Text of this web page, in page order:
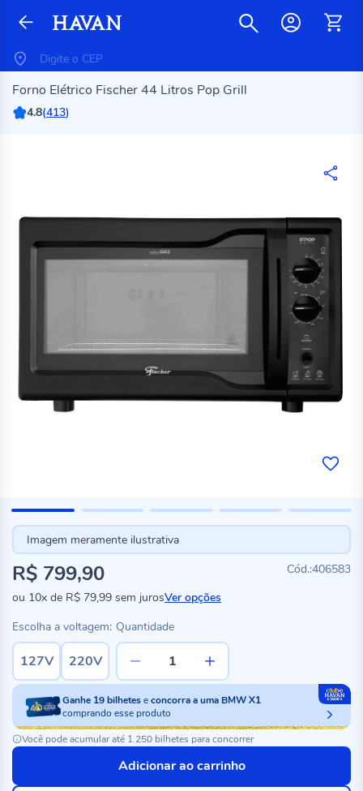
Forno Elétrico Fischer 44 Litros Pop Grill
4.8(413)
Imagem meramente ilustrativa
406583
R$ 799,90
ou 10x de R$ 79,99 sem jurosVer opções
Escolha a voltagem:
127V 220V
Quantidade
Ganhe 19bilheteseconcorra a uma BMW X1
comprando esse produto
Você pode acumular até 1.250 bilhetes para concorrer
Adicionar ao carrinho